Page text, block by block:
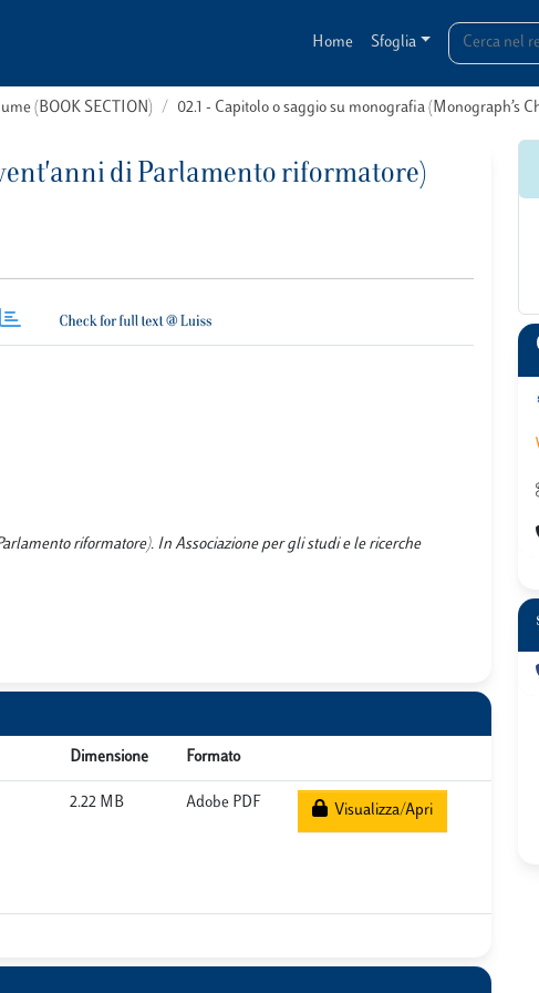
Home Sfoglia
(BOOK SECTION) 02.1 - Capitolo o saggio su monografia (Monograph’s
di Parlamento riformatore)
riformatore). In Associazione per gli studi e le ricerche
Dimensione Formato
2.22 MB Adobe PDF Visualizza/Apri